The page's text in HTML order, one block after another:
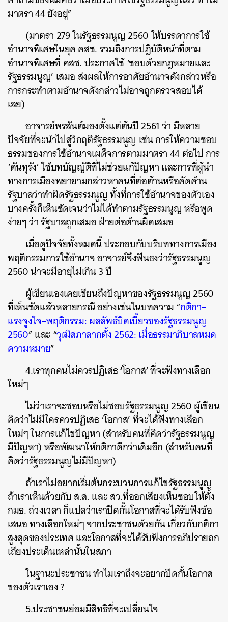
มาตรา44ยังอยู่”
(มาตรา 279ในรัฐธรรมนูญ 2560ให้บรรดาการใช้
อำนาจพิเศษในยุคคสช.รวมถึงการปฏิบัติหน้าที่ตาม
อำนาจพิเศษที่ คสช.ประกาศใช้‘ชอบด้วยกฎหมายและ
รัฐธรรมนูญ’ เสมอส่งผลให้การอาศัยอำนาจดังกล่าวหรือ
การกระทำตามอำนาจดังกล่าวไม่อาจถูกตรวจสอบได้
เลย)
อาจารย์พรสันต์มองตั้งแต่ต้นปี 2561ว่ามีหลาย
ปัจจัยที่จะนำไปสู่วิกฤติรัฐธรรมนูญ เช่นการให้ความชอบ
ธรรมของการใช้อำนาจเผด็จการตามมาตรา44ต่อไปการ
‘ดันทุรัง’ใช้บทบัญญัติที่ไม่ช่วยแก้ปัญหาและการที่ผู้นำ
ทางการเมืองพยายามกล่าวหาคนที่ต่อต้านหรือคัดค้าน
รัฐบาลว่าทำผิดรัฐธรรมนูญทั้งที่การใช้อำนาจของตัวเอง
บางครั้งก็เห็นชัดเจนว่าไม่ได้ทำตามรัฐธรรมนูญหรือพูด
ง่ายๆว่ารัฐบาลถูกเสมอฝ่ายต่อต้านผิดเสมอ
เมื่อดูปัจจัยทั้งหมดนี้ประกอบกับบริบททางการเมือง
พฤติกรรมการใช้อำนาจอาจารย์จึงฟันธงว่ารัฐธรรมนูญ
2560น่าจะมีอายุไม่เกิน3ปี
ผู้เขียนเองเคยเขียนถึงปัญหาของรัฐธรรมนูญ 2560
ที่เห็นชัดแล้วหลายกรณีอย่างเช่นในบทความ“กติกา–
แรงจูงใจ–พฤติกรรม:ผลลัพธ์บิดเบี้ยวของรัฐธรรมนูญ
2560”และ “วุฒิสภาลากตั้ง2562:เมื่อธรรมาภิบาลหมด
ความหมาย”
4.เราทุกคนไม่ควรปฏิเสธ‘โอกาส’ที่จะฟังทางเลือก
ใหม่ๆ
ไม่ว่าเราจะชอบหรือไม่ชอบรัฐธรรมนูญ 2560ผู้เขียน
คิดว่าไม่มีใครควรปฏิเสธ‘โอกาส’ที่จะได้ฟังทางเลือก
ใหม่ๆในการแก้ไขปัญหา(สำหรับคนที่คิดว่ารัฐธรรมนูญ
มีปัญหา)หรือพัฒนาให้กติกาดีกว่าเดิมอีก (สำหรับคนที่
คิดว่ารัฐธรรมนูญไม่มีปัญหา)
ถ้าเราไม่อยากเริ่มต้นกระบวนการแก้ไขรัฐธรรมนูญ
ถ้าเราเห็นด้วยกับส.ส.และสว.ที่ออกเสียงเห็นชอบให้ตั้ง
กมธ.ถ่วงเวลาก็แปลว่าเราปิดกั้นโอกาสที่จะได้รับฟังข้อ
เสนอทางเลือกใหม่ๆจากประชาชนด้วยกันเกี่ยวกับกติกา
สูงสุดของประเทศและโอกาสที่จะได้รับฟังการอภิปรายถก
เถียงประเด็นเหล่านั้นในสภา
ในฐานะประชาชนทำไมเราถึงจะอยากปิดกั้นโอกาส
ของตัวเราเอง?
5.ประชาชนย่อมมีสิทธิที่จะเปลี่ยนใจ